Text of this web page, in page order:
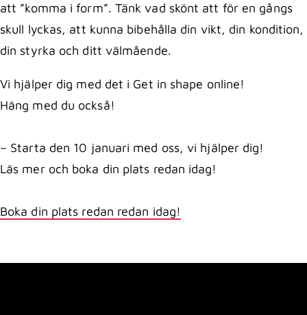
att ”komma i form”. Tänk vad skönt att för en gångs
skull lyckas, att kunna bibehålla din vikt, din kondition,
din styrka och ditt välmående.
Vi hjälper dig med det i Get in shape online!
Häng med du också!
– Starta den 10 januari med oss, vi hjälper dig!
Läs mer och boka din plats redan idag!
Boka din plats redan redan idag!